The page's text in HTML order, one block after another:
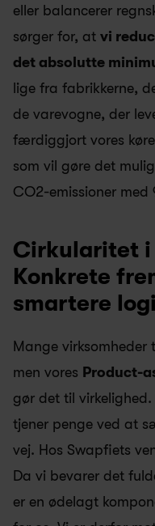
eller balancerer
sørger for, at vi
det absolutte
lige fra fabrikkerne,
de varevogne, der
færdiggjort vores
som vil gøre det
CO2-emissioner med
Cirkularitet
Konkrete
smartere
Mange
men vores Product-
gør det til
tjener penge ved at
vej. Hos Swapfiets
Da vi bevarer det
er en ødelagt